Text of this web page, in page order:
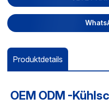
Produktdetails
OEM ODM -